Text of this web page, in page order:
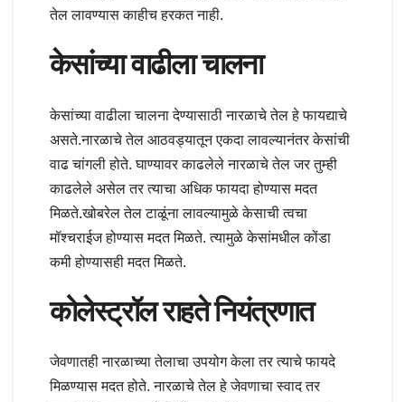
तेल लावण्यास काहीच हरकत नाही.
केसांच्या वाढीला चालना
केसांच्या वाढीला चालना देण्यासाठी नारळाचे तेल हे फायद्याचे
असते.नारळाचे तेल आठवड्यातून एकदा लावल्यानंतर केसांची
वाढ चांगली होते. घाण्यावर काढलेले नारळाचे तेल जर तुम्ही
काढलेले असेल तर त्याचा अधिक फायदा होण्यास मदत
मिळते.खोबरेल तेल टाळूंना लावल्यामुळे केसाची त्वचा
मॉश्चराईज होण्यास मदत मिळते. त्यामुळे केसांमधील कोंडा
कमी होण्यासही मदत मिळते.
कोलेस्ट्रॉल राहते नियंत्रणात
जेवणातही नारळाच्या तेलाचा उपयोग केला तर त्याचे फायदे
मिळण्यास मदत होते. नारळाचे तेल हे जेवणाचा स्वाद तर